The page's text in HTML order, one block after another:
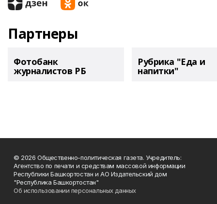
Партнеры
Фотобанк
журналистов РБ
Рубрика "Еда и
напитки"
© 2026 Общественно-политическая газета. Учредитель:
Агентство по печати и средствам массовой информации
Республики Башкортостан и АО Издательский дом
"Республика Башкортостан"
Об использовании персональных данных